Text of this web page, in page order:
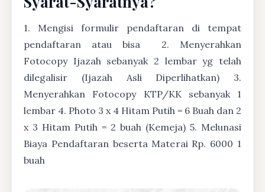
1. Mengisi formulir pendaftaran di tempat
pendaftaran atau bisa
2. Menyerahkan
Fotocopy Ijazah sebanyak 2 lembar yg telah
dilegalisir (Ijazah Asli Diperlihatkan) 3.
Menyerahkan Fotocopy KTP/KK sebanyak 1
lembar 4. Photo 3 x 4 Hitam Putih = 6 Buah dan 2
x 3 Hitam Putih = 2 buah (Kemeja) 5. Melunasi
Biaya Pendaftaran beserta Materai Rp. 6000 1
buah